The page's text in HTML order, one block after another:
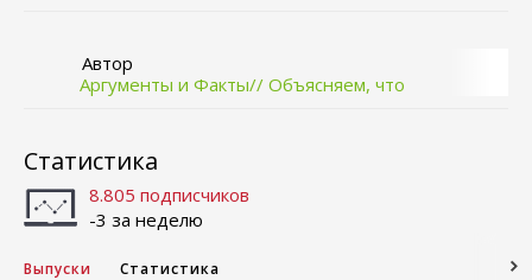
Автор
Аргументы и Факты// Объясняем, что
Статистика
8.805 подписчиков
-3 за неделю
Выпуски Статистика